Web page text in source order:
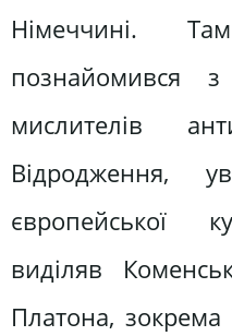
Німеччині.
познайомився
мислителів
Відродження,
європейської
виділяв
Платона,